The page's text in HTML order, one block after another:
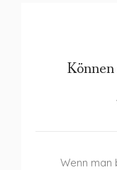
Wenn man